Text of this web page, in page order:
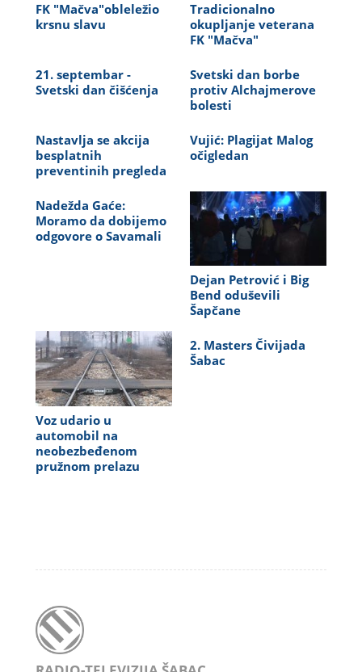
FK "Mačva"obleležio
krsnu slavu
Tradicionalno
okupljanje veterana
FK "Mačva"
21. septembar -
Svetski dan čišćenja
Svetski dan borbe
protiv Alchajmerove
bolesti
Nastavlja se akcija
besplatnih
preventinih pregleda
Vujić: Plagijat Malog
očigledan
Nadežda Gaće:
Moramo da dobijemo
odgovore o Savamali
Dejan Petrović i Big
Bend oduševili
Šapčane
Voz udario u
automobil na
neobezbeđenom
pružnom prelazu
2. Masters Čivijada
Šabac